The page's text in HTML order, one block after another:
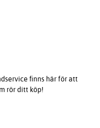
finns här för att
rör ditt köp!